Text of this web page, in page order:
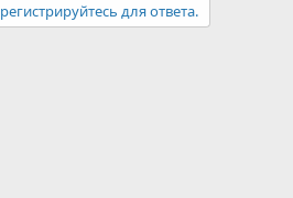
для ответа.